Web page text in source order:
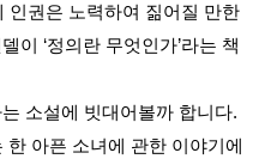
권은 노력하여 짊어질 만한
이 ‘정의란 무엇인가’라는 책
소설에 빗대어볼까 합니다.
아픈 소녀에 관한 이야기에